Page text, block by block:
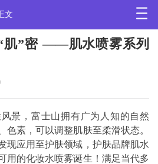
文
肌”密 ——肌水喷雾系列
，富士山拥有广为人知的自然
色素，可以调整肌肤至柔滑状态。
现应用至护肤领域，护肤品牌肌水
用的化妆水喷雾诞生！满足当代多